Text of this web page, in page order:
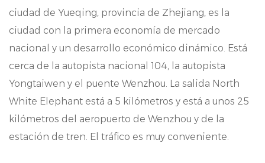
Construcción duradera: fabricados con
materiales de alta calidad, nuestros
conectores ofrecen durabilidad y longevidad,
lo que garantiza un rendimiento estable
incluso en entornos difíciles.
Ingeniería precisa: cada conector está
meticuldiseñado según las especificaciones
ciudad de Yueqing, provincia de Zhejiang, es la
ciudad con la primera economía de mercado
nacional y un desarrollo económico dinámico. Está
cerca de la autopista nacional 104, la autopista
Yongtaiwen y el puente Wenzhou. La salida North
White Elephant está a 5 kilómetros y está a unos 25
kilómetros del aeropuerto de Wenzhou y de la
estación de tren. El tráfico es muy conveniente.